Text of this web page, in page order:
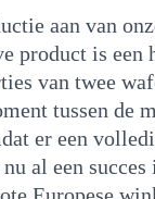
aan van
product is
van twee
tussen de
er een
al een